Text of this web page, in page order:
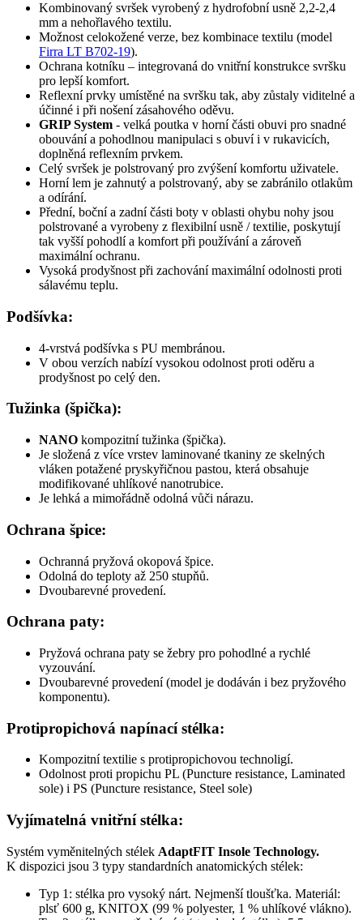
Kombinovaný svršek vyrobený z hydrofobní usně 2,2-2,4
mm a nehořlavého textilu.
Možnost celokožené verze, bez kombinace textilu (model
Firra LT B702-19).
Ochrana kotníku – integrovaná do vnitřní konstrukce svršku
pro lepší komfort.
Reflexní prvky umístěné na svršku tak, aby zůstaly viditelné a
účinné i při nošení zásahového oděvu.
GRIP System - velká poutka v horní části obuvi pro snadné
obouvání a pohodlnou manipulaci s obuví i v rukavicích,
doplněná reflexním prvkem.
Celý svršek je polstrovaný pro zvýšení komfortu uživatele.
Horní lem je zahnutý a polstrovaný, aby se zabránilo otlakům
a odírání.
Přední, boční a zadní části boty v oblasti ohybu nohy jsou
polstrované a vyrobeny z flexibilní usně / textilie, poskytují
tak vyšší pohodlí a komfort při používání a zároveň
maximální ochranu.
Vysoká prodyšnost při zachování maximální odolnosti proti
sálavému teplu.
Podšívka:
4-vrstvá podšívka s PU membránou.
V obou verzích nabízí vysokou odolnost proti oděru a
prodyšnost po celý den.
Tužinka (špička):
NANO kompozitní tužinka (špička).
Je složená z více vrstev laminované tkaniny ze skelných
vláken potažené pryskyřičnou pastou, která obsahuje
modifikované uhlíkové nanotrubice.
Je lehká a mimořádně odolná vůči nárazu.
Ochrana špice:
Ochranná pryžová okopová špice.
Odolná do teploty až 250 stupňů.
Dvoubarevné provedení.
Ochrana paty:
Pryžová ochrana paty se žebry pro pohodlné a rychlé
vyzouvání.
Dvoubarevné provedení (model je dodáván i bez pryžového
komponentu).
Protipropichová napínací stélka:
Kompozitní textilie s protipropichovou technoligí.
Odolnost proti propichu PL (Puncture resistance, Laminated
sole) i PS (Puncture resistance, Steel sole)
Vyjímatelná vnitřní stélka:
Systém vyměnitelných stélek AdaptFIT Insole Technology.
K dispozici jsou 3 typy standardních anatomických stélek:
Typ 1: stélka pro vysoký nárt. Nejmenší tloušťka. Materiál:
plsť 600 g, KNITOX (99 % polyester, 1 % uhlíkové vlákno).